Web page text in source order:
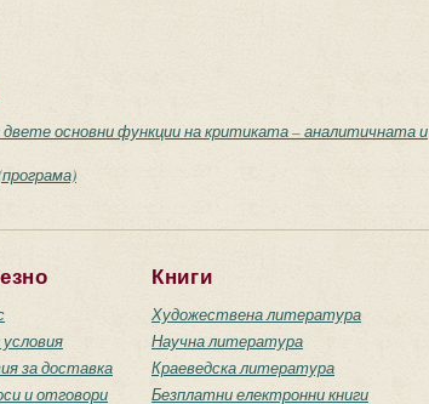
основни функции на критиката – аналитичната и
за доставка
и отговори
Книги
Художествена литература
Научна литература
Краеведска литература
Безплатни електронни книги